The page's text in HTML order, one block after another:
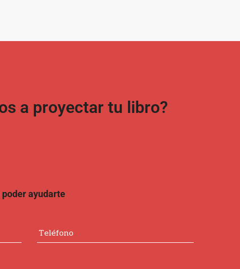
a proyectar tu libro?
ayudarte